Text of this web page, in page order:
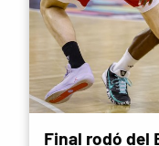
Final rodó del